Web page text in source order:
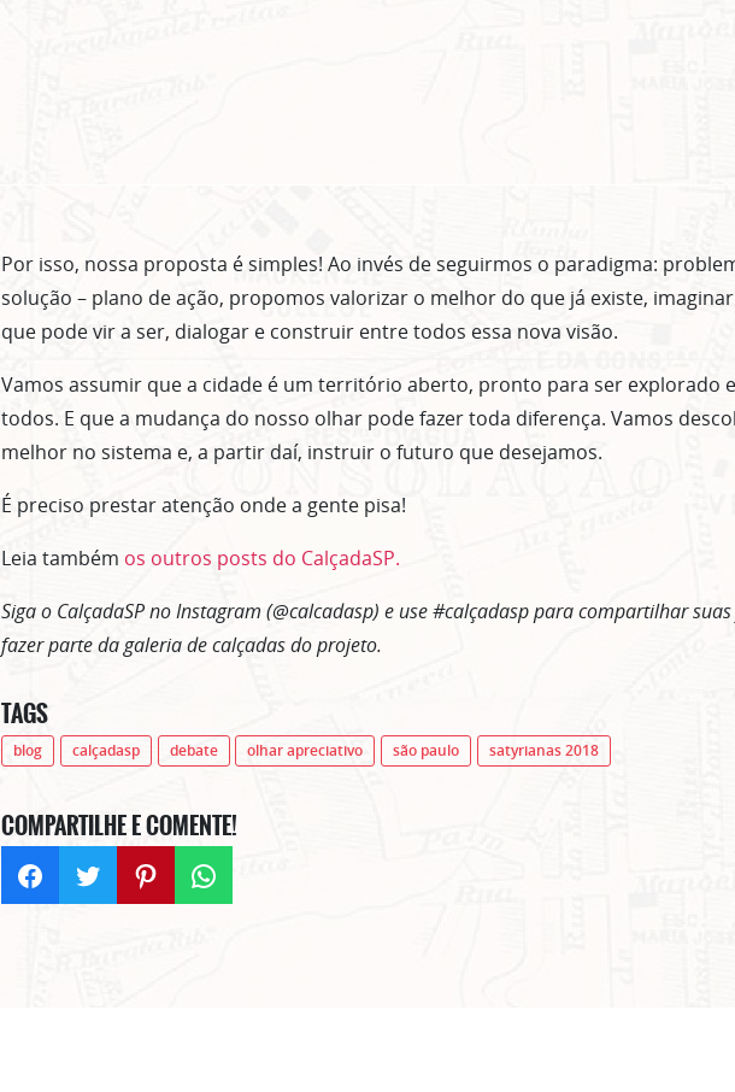
Por isso, nossa proposta é simples! Ao invés de seguirmos o paradigma:
solução – plano de ação, propomos valorizar o melhor do que já existe,
que pode vir a ser, dialogar e construir entre todos essa nova visão.
Vamos assumir que a cidade é um território aberto, pronto para ser explorado
todos. E que a mudança do nosso olhar pode fazer toda diferença. Vamos
melhor no sistema e, a partir daí, instruir o futuro que desejamos.
É preciso prestar atenção onde a gente pisa!
Leia também os outros posts do CalçadaSP.
Siga o CalçadaSP no Instagram (@calcadasp) e use #calçadasp para compartilhar
fazer parte da galeria de calçadas do projeto.
TAGS
blog calçadasp debate olhar apreciativo são paulo satyrianas 2018
COMPARTILHE E COMENTE!